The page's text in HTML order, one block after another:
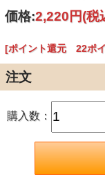
価格:2,220円(税
[ポイント還元 22ポ
注文
購入数：